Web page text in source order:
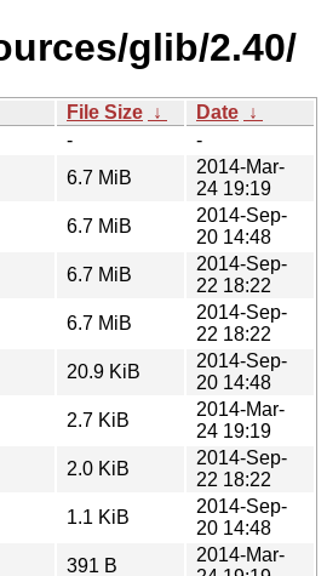
glib/2.40/
File Size ↓ Date ↓
-
-
6.7 MiB
2014-Mar-
24 19:19
6.7 MiB
2014-Sep-
20 14:48
6.7 MiB
2014-Sep-
22 18:22
6.7 MiB
2014-Sep-
22 18:22
20.9 KiB
2014-Sep-
20 14:48
2.7 KiB
2014-Mar-
24 19:19
2.0 KiB
2014-Sep-
22 18:22
1.1 KiB
2014-Sep-
20 14:48
391 B
2014-Mar-